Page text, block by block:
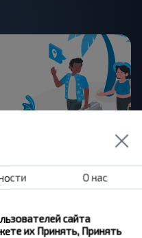
акции, скидки и
и
О нас
сайта
их Принять, Принять